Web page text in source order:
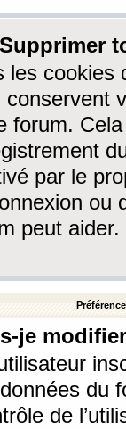
les cookies
conservent
forum.
par le
ou
peut aider.
je
du
de